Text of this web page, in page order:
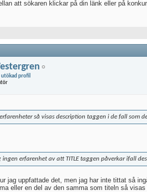
att sökaren klickar på din länk eller på
utökad profil
så visas description taggen i de fall som
ingen erfarenhet av att TITLE taggen påverkar ifall
jag uppfattade det, men jag har inte tittat så
eller en del av den samma som titeln så